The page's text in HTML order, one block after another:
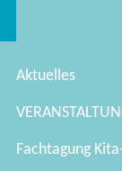
Aktuelles
Fachtagung